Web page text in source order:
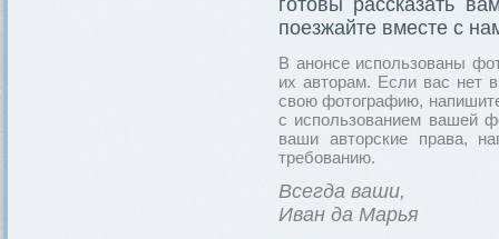
готовы рассказать
поезжайте вместе с
В анонсе использованы
их авторам. Если вас нет
свою фотографию,
с использованием вашей
ваши авторские права,
требованию.
Всегда ваши,
Иван да Марья